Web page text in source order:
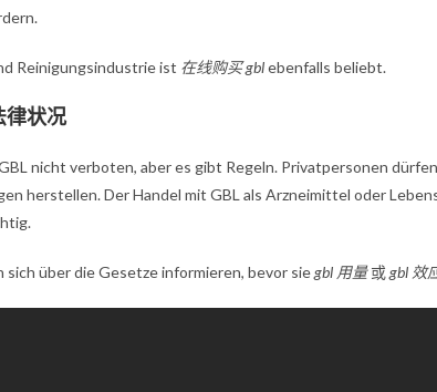
Reinigungsindustrie ist 在线购买 gblebenfalls beliebt.
律状况
nicht verboten, aber es gibt Regeln. Privatpersonen dürfen
herstellen. Der Handel mit GBL als Arzneimittel oder
sich über die Gesetze informieren, bevor siegbl 用量或 gbl 效